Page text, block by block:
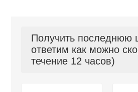
Получить последнюю
ответим как можно
течение 12 часов)